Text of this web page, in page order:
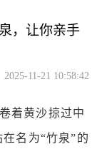
，让你亲手
2025-11-21 10:58:42
着黄沙掠过中
名为“竹泉”的